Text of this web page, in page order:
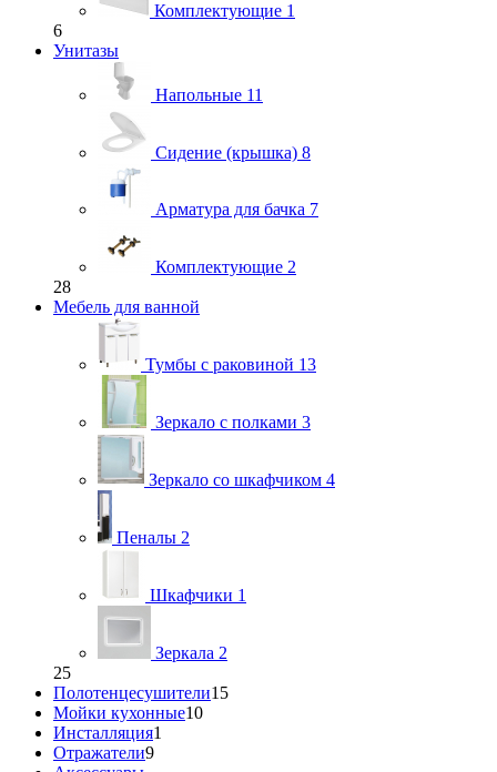
Комплектующие 1
6
Унитазы
Напольные 11
Сидение (крышка) 8
Арматура для бачка 7
Комплектующие 2
28
Мебель для ванной
Тумбы с раковиной 13
Зеркало с полками 3
Зеркало со шкафчиком 4
Пеналы 2
Шкафчики 1
Зеркала 2
25
Полотенцесушители15
Мойки кухонные10
Инсталляция1
Отражатели9